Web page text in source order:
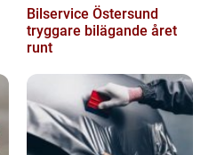
Bilservice Östersund
tryggare bilägande året
runt